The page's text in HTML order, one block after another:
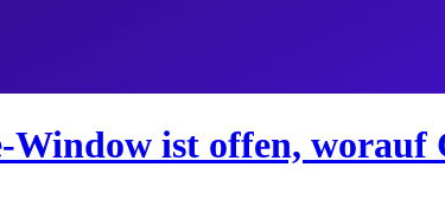
Window ist offen,